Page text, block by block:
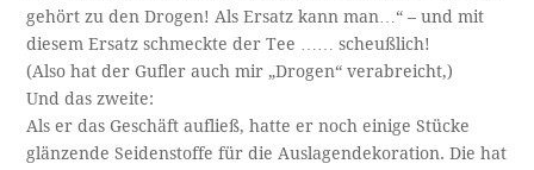
gehört zu den Drogen! Als Ersatz kann man…“ – und mit
diesem Ersatz schmeckte der Tee …… scheußlich!
(Also hat der Gufler auch mir „Drogen“ verabreicht,)
Und das zweite:
Als er das Geschäft aufließ, hatte er noch einige Stücke
glänzende Seidenstoffe für die Auslagendekoration. Die hat